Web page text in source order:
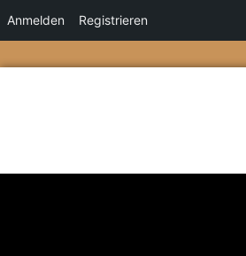
Anmelden Registrieren